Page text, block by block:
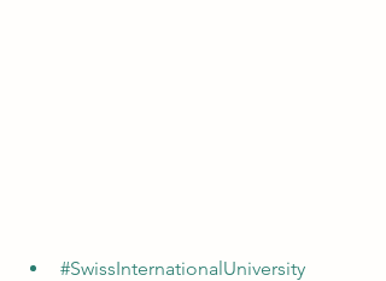
#SwissInternationalUniversity